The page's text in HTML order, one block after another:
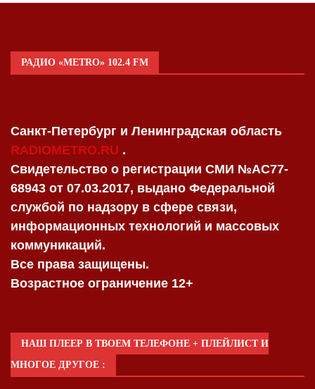
РАДИО «METRO» 102.4 FM
Санкт-Петербург и Ленинградская область
RADIOMETRO.RU .
Свидетельство о регистрации СМИ №AC77-
68943 от 07.03.2017, выдано Федеральной
службой по надзору в сфере связи,
информационных технологий и массовых
коммуникаций.
Все права защищены.
Возрастное ограничение 12+
НАШ ПЛЕЕР В ТВОЕМ ТЕЛЕФОНЕ + ПЛЕЙЛИСТ И
МНОГОЕ ДРУГОЕ :